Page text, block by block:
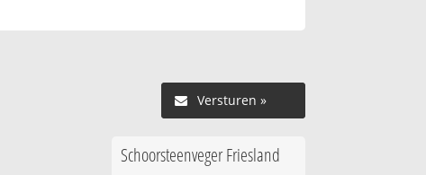
Versturen »
Schoorsteenveger Friesland